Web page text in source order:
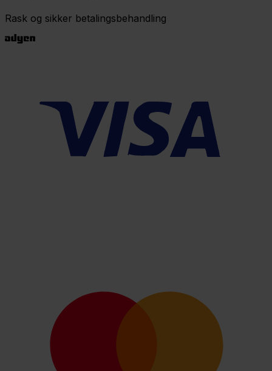
Rask og sikker betalingsbehandling